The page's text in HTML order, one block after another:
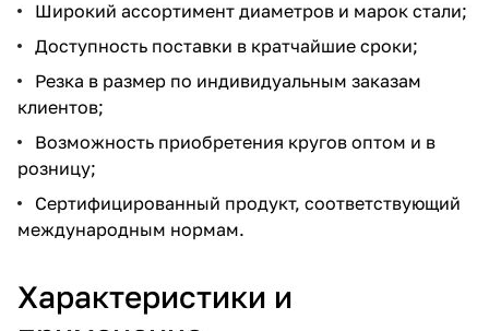
Широкий ассортимент диаметров и марок стали;
Доступность поставки в кратчайшие сроки;
Резка в размер по индивидуальным заказам
клиентов;
Возможность приобретения кругов оптом и в
розницу;
Сертифицированный продукт, соответствующий
международным нормам.
Характеристики и